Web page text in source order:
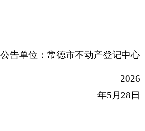
公告单位：常德市不动产登记中心
2026
年5月28日